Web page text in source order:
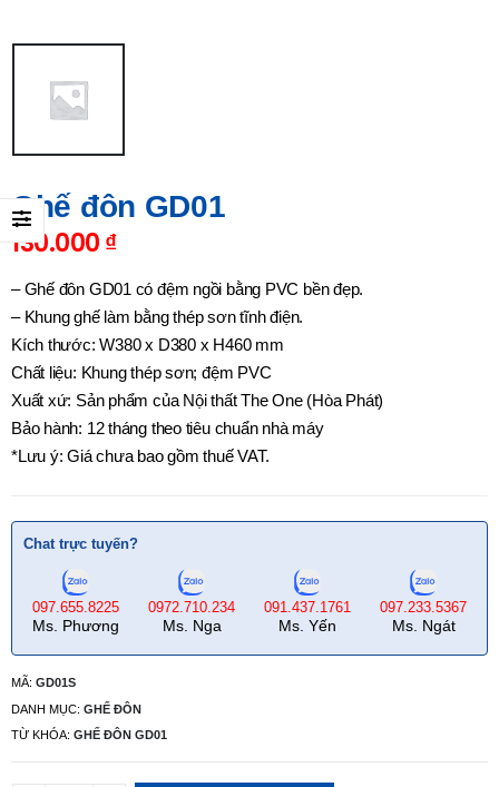
Ghế đôn GD01
130.000₫
– Ghế đôn GD01 có đệm ngồi bằng PVC bền đẹp.
– Khung ghế làm bằng thép sơn tĩnh điện.
Kích thước: W380 x D380 x H460 mm
Chất liệu: Khung thép sơn; đệm PVC
Xuất xứ: Sản phẩm của Nội thất The One (Hòa Phát)
Bảo hành: 12 tháng theo tiêu chuẩn nhà máy
*Lưu ý: Giá chưa bao gồm thuế VAT.
Chat trực tuyến?
097.655.8225
Ms. Phương
0972.710.234
Ms. Nga
091.437.1761
Ms. Yến
097.233.5367
Ms. Ngát
MÃ: GD01S
DANH MỤC: GHẾ ĐÔN
TỪ KHÓA: GHẾ ĐÔN GD01